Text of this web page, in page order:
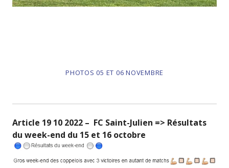
PHOTOS 05 ET 06 NOVEMBRE
Article 19 10 2022 – FC Saint-Julien => Résultats
du week-end du 15 et 16 octobre